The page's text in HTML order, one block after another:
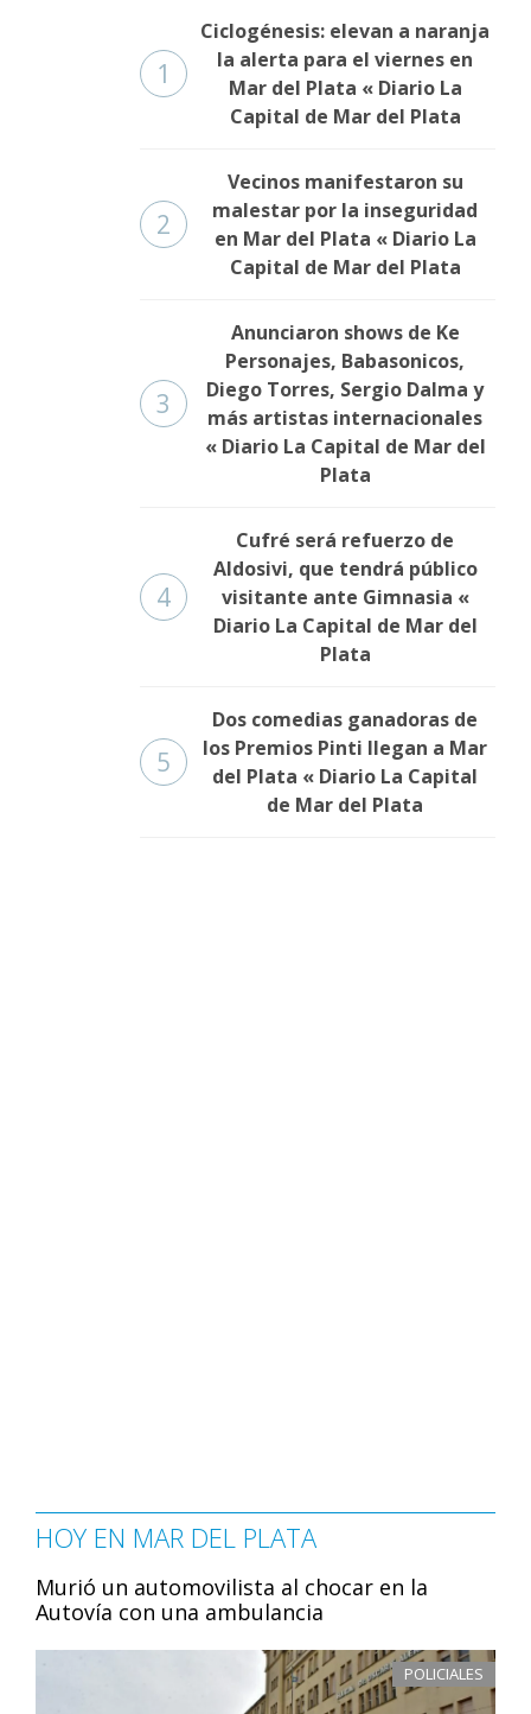
1
Ciclogénesis: elevan a naranja
la alerta para el viernes en
Mar del Plata « Diario La
Capital de Mar del Plata
2
Vecinos manifestaron su
malestar por la inseguridad
en Mar del Plata « Diario La
Capital de Mar del Plata
3
Anunciaron shows de Ke
Personajes, Babasonicos,
Diego Torres, Sergio Dalma y
más artistas internacionales
« Diario La Capital de Mar del
Plata
4
Cufré será refuerzo de
Aldosivi, que tendrá público
visitante ante Gimnasia «
Diario La Capital de Mar del
Plata
5
Dos comedias ganadoras de
los Premios Pinti llegan a Mar
del Plata « Diario La Capital
de Mar del Plata
HOY EN MAR DEL PLATA
Murió un automovilista al chocar en la
Autovía con una ambulancia
POLICIALES